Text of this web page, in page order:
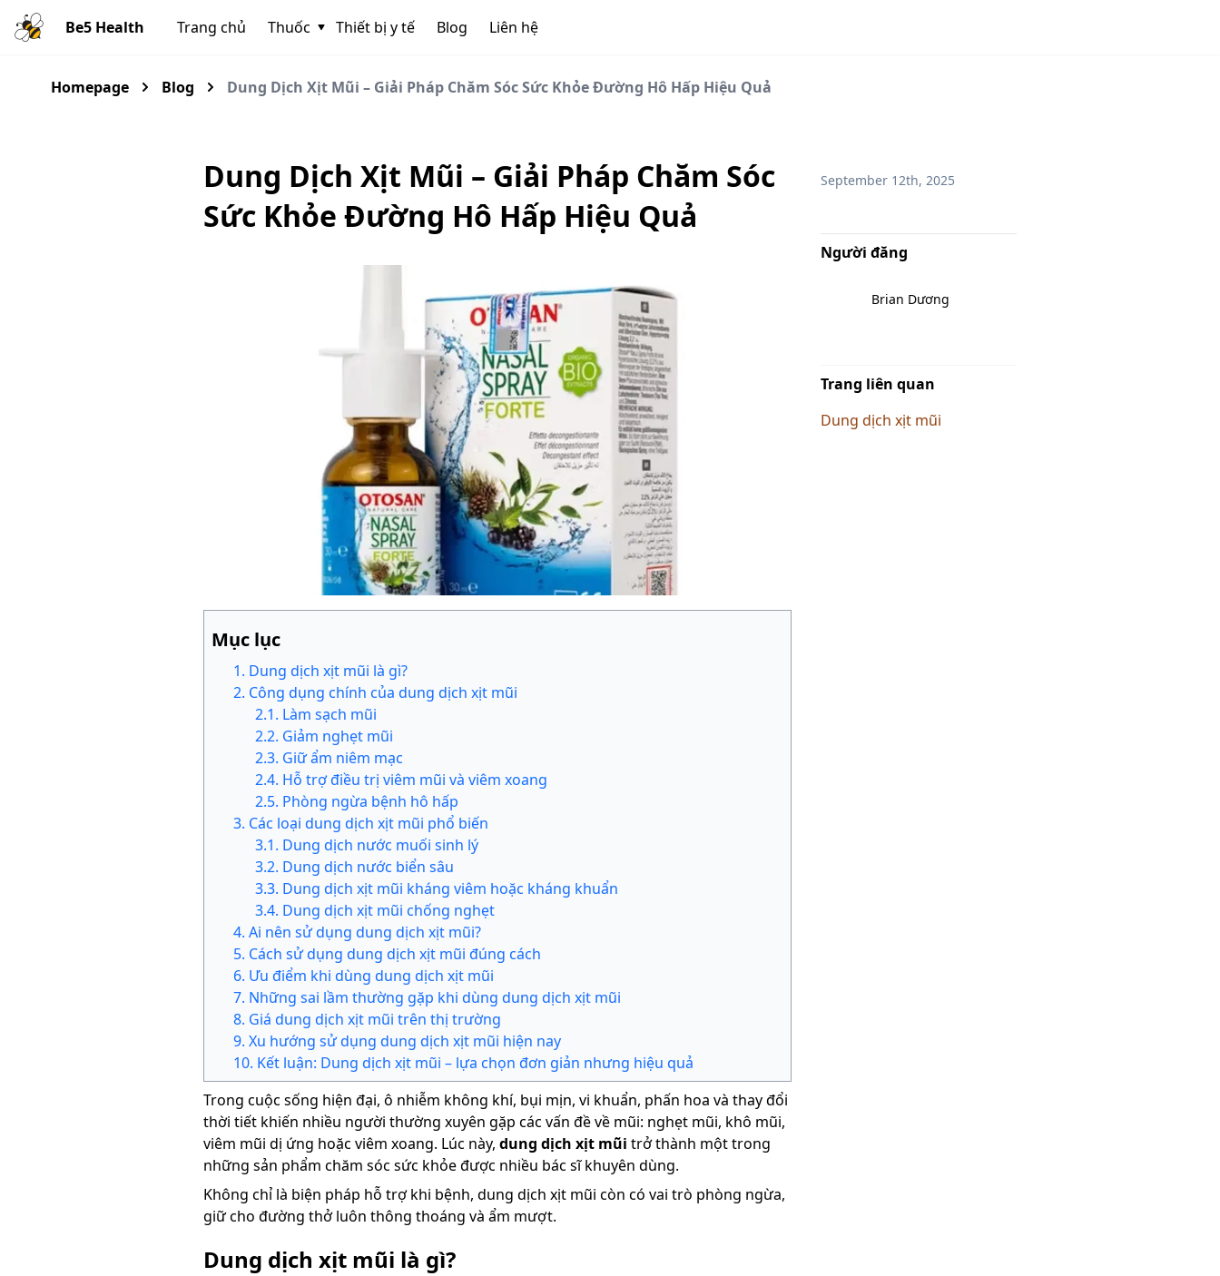
Be5 Health Trang chủ Thuốc Thiết bị y tế Blog Liên hệ
Homepage Blog Dung Dịch Xịt Mũi – Giải Pháp Chăm Sóc Sức Khỏe Đường Hô Hấp Hiệu Quả
Dung Dịch Xịt Mũi – Giải Pháp Chăm Sóc
Sức Khỏe Đường Hô Hấp Hiệu Quả
Mục lục
1. Dung dịch xịt mũi là gì?
2. Công dụng chính của dung dịch xịt mũi
2.1. Làm sạch mũi
2.2. Giảm nghẹt mũi
2.3. Giữ ẩm niêm mạc
2.4. Hỗ trợ điều trị viêm mũi và viêm xoang
2.5. Phòng ngừa bệnh hô hấp
3. Các loại dung dịch xịt mũi phổ biến
3.1. Dung dịch nước muối sinh lý
3.2. Dung dịch nước biển sâu
3.3. Dung dịch xịt mũi kháng viêm hoặc kháng khuẩn
3.4. Dung dịch xịt mũi chống nghẹt
4. Ai nên sử dụng dung dịch xịt mũi?
5. Cách sử dụng dung dịch xịt mũi đúng cách
6. Ưu điểm khi dùng dung dịch xịt mũi
7. Những sai lầm thường gặp khi dùng dung dịch xịt mũi
8. Giá dung dịch xịt mũi trên thị trường
9. Xu hướng sử dụng dung dịch xịt mũi hiện nay
10. Kết luận: Dung dịch xịt mũi – lựa chọn đơn giản nhưng hiệu quả
Trong cuộc sống hiện đại, ô nhiễm không khí, bụi mịn, vi khuẩn, phấn hoa và thay đổi
thời tiết khiến nhiều người thường xuyên gặp các vấn đề về mũi: nghẹt mũi, khô mũi,
viêm mũi dị ứng hoặc viêm xoang. Lúc này, dung dịch xịt mũi trở thành một trong
những sản phẩm chăm sóc sức khỏe được nhiều bác sĩ khuyên dùng.
Không chỉ là biện pháp hỗ trợ khi bệnh, dung dịch xịt mũi còn có vai trò phòng ngừa,
giữ cho đường thở luôn thông thoáng và ẩm mượt.
Dung dịch xịt mũi là gì?
September 12th, 2025
Người đăng
Brian Dương
Trang liên quan
Dung dịch xịt mũi